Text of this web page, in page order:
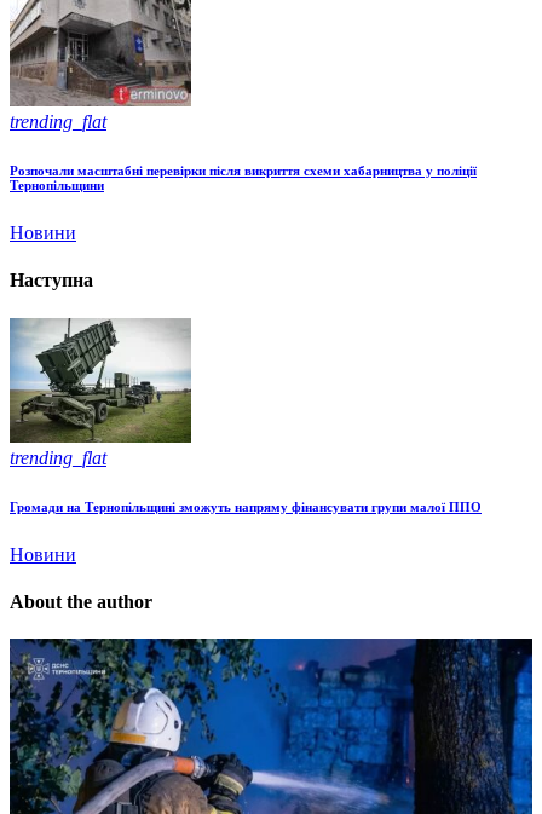
trending_flat
Розпочали масштабні перевірки після викриття схеми хабарництва у поліції
Тернопільщини
Новини
Наступна
trending_flat
Громади на Тернопільщині зможуть напряму фінансувати групи малої ППО
Новини
About the author